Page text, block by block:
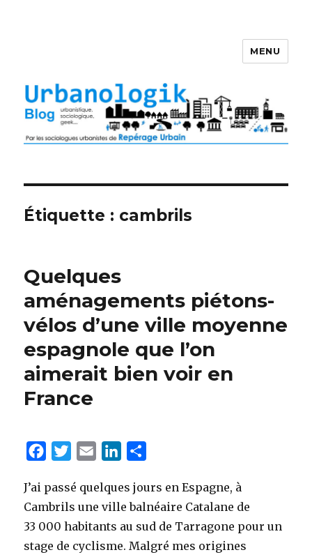
MENU
Étiquette : cambrils
Quelques
aménagements piétons-
vélos d’une ville moyenne
espagnole que l’on
aimerait bien voir en
France
c
e
b
o
T
i
t
t
e
a
i
l
n
k
e
d
r
t
a
g
J’ai passé quelques jours en Espagne, à
Cambrils une ville balnéaire Catalane de
33 000 habitants au sud de Tarragone pour un
stage de cyclisme. Malgré mes origines